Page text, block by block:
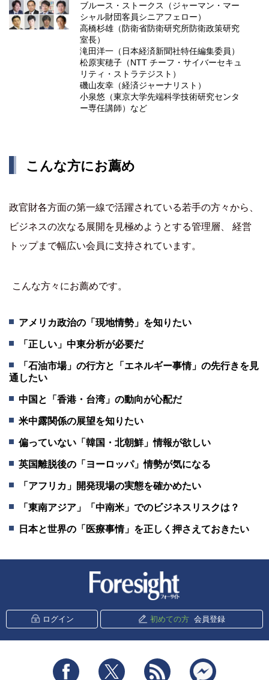
ブルース・ストークス（ジャーマン・マー
シャル財団客員シニアフェロー）
高橋杉雄（防衛省防衛研究所防衛政策研究
室長）
滝田洋一（日本経済新聞社特任編集委員）
松原実穂子（NTT チーフ・サイバーセキュ
リティ・ストラテジスト）
磯山友幸（経済ジャーナリスト）
小泉悠（東京大学先端科学技術研究センタ
ー専任講師）など
こんな方にお薦め
政官財各方面の第一線で活躍されている若手の方々から、
ビジネスの次なる展開を見極めようとする管理層、 経営
トップまで幅広い会員に支持されています。
こんな方々にお薦めです。
アメリカ政治の「現地情勢」を知りたい
「正しい」中東分析が必要だ
「石油市場」の行方と「エネルギー事情」の先行きを見
通したい
中国と「香港・台湾」の動向が心配だ
米中露関係の展望を知りたい
偏っていない「韓国・北朝鮮」情報が欲しい
英国離脱後の「ヨーロッパ」情勢が気になる
「アフリカ」開発現場の実態を確かめたい
「東南アジア」「中南米」でのビジネスリスクは？
日本と世界の「医療事情」を正しく押さえておきたい
ログイン 初めての方 会員登録
Facebook Twitter RSS